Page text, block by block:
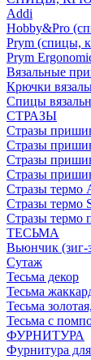
Addi
Hobby&Pro
Prym (спицы,
Prym
Вязальные
Крючки
Спицы
СТРАЗЫ
Стразы
Стразы
Стразы
Стразы
Стразы термо
Стразы термо
Стразы термо
ТЕСЬМА
Вьюнчик (зиг-
Сутаж
Тесьма декор
Тесьма
Тесьма
Тесьма с
ФУРНИТУРА
Фурнитура